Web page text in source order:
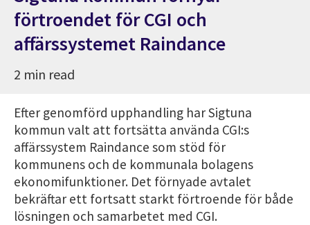
förtroendet för CGI och
affärssystemet Raindance
2 min read
Efter genomförd upphandling har Sigtuna
kommun valt att fortsätta använda CGI:s
affärssystem Raindance som stöd för
kommunens och de kommunala bolagens
ekonomifunktioner. Det förnyade avtalet
bekräftar ett fortsatt starkt förtroende för både
lösningen och samarbetet med CGI.